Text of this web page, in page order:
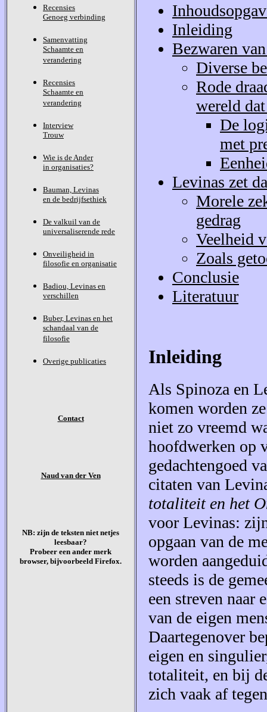
Recensies
Genoeg verbinding
Samenvatting
Schaamte en
verandering
Recensies
Schaamte en
verandering
Interview
Trouw
Wie is de Ander
in organisaties?
Bauman, Levinas
en de bedrijfsethiek
De valkuil van de
universaliserende rede
Onveiligheid in
filosofie en organisatie
Badiou, Levinas en
verschillen
Buber, Levinas en het
schandaal van de
filosofie
Overige publicaties
Contact
Naud van der Ven
NB: zijn de teksten niet netjes
leesbaar?
Probeer een ander merk
browser, bijvoorbeeld Firefox.
Inleiding
Bezwaren
Diverse
Rode
wereld
De
met
Levinas zet
Morele
gedrag
Veelheid
Zoals
Conclusie
Literatuur
Inleiding
Als Spinoza en
komen worden
niet zo vreemd
hoofdwerken op
gedachtengoed
citaten van
totaliteit en het
voor Levinas:
opgaan van de
worden
steeds is de
een streven naar
van de eigen
Daartegenover
eigen en
totaliteit, en bij
zich vaak af